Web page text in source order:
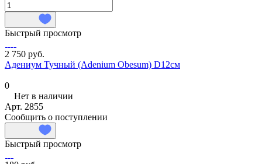
Быстрый просмотр
2 750 руб.
Адениум Тучный (Adenium Obesum) D12см
0
Нет в наличии
Арт. 2855
Сообщить о поступлении
Быстрый просмотр